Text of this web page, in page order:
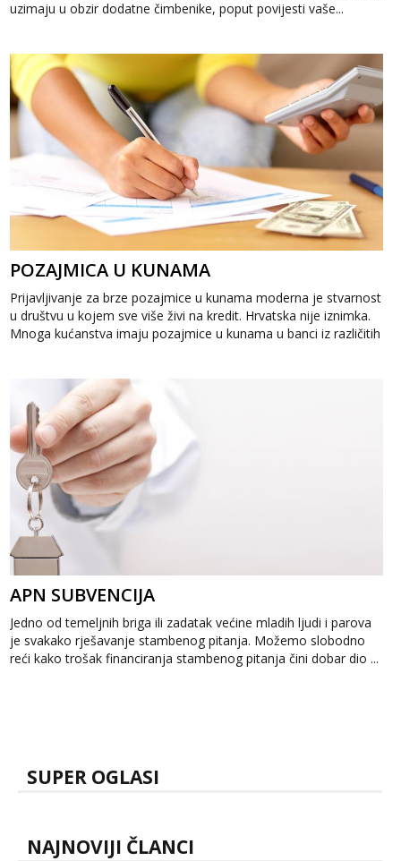
uzimaju u obzir dodatne čimbenike, poput povijesti vaše...
POZAJMICA U KUNAMA
Prijavljivanje za brze pozajmice u kunama moderna je stvarnost
u društvu u kojem sve više živi na kredit. Hrvatska nije iznimka.
Mnoga kućanstva imaju pozajmice u kunama u banci iz različitih
APN SUBVENCIJA
Jedno od temeljnih briga ili zadatak većine mladih ljudi i parova
je svakako rješavanje stambenog pitanja. Možemo slobodno
reći kako trošak financiranja stambenog pitanja čini dobar dio ...
SUPER OGLASI
NAJNOVIJI ČLANCI